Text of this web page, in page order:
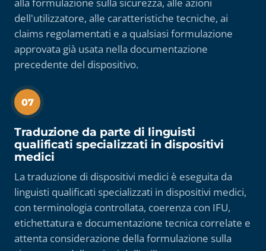
dell'utilizzatore, alle caratteristiche tecniche, ai
claims regolamentati e a qualsiasi formulazione
approvata già usata nella documentazione
precedente del dispositivo.
07
Traduzione da parte di linguisti
qualificati specializzati in dispositivi
medici
La traduzione di dispositivi medici è eseguita da
linguisti qualificati specializzati in dispositivi medici,
con terminologia controllata, coerenza con IFU,
etichettatura e documentazione tecnica correlate e
attenta considerazione della formulazione sulla